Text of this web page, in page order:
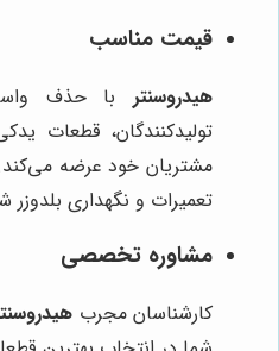
قیمت مناسب
هیدروسنتر با حذف
تولیدکنندگان، قطعات
مشتریان خود عرضه
تعمیرات و نگهداری
مشاوره تخصصی
کارشناسان مجرب